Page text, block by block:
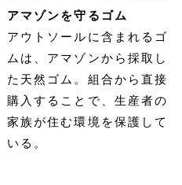
アマゾンを守るゴム
アウトソールに含まれるゴ
ムは、アマゾンから採取し
た天然ゴム。組合から直接
購入することで、生産者の
家族が住む環境を保護して
いる。